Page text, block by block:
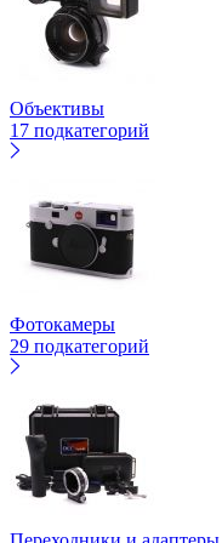
Объективы
17 подкатегорий
Фотокамеры
29 подкатегорий